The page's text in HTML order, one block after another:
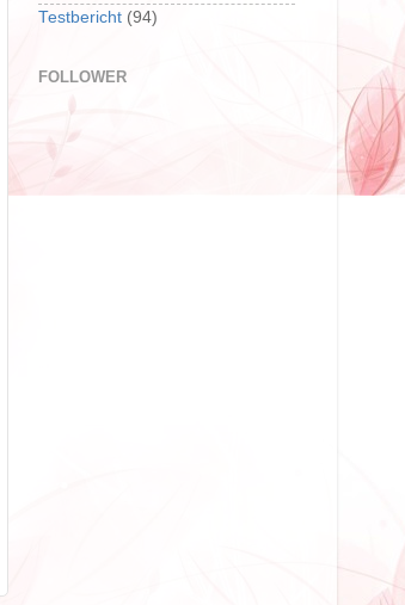
Testbericht (94)
FOLLOWER